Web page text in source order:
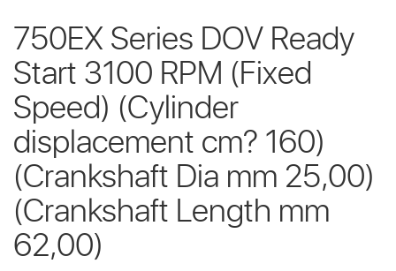
750EX Series DOV Ready
Start 3100 RPM (Fixed
Speed) (Cylinder
displacement cm? 160)
(Crankshaft Dia mm 25,00)
(Crankshaft Length mm
62,00)